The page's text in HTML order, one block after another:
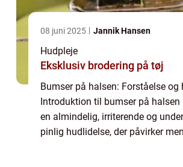
08 juni 2025 Jannik Hansen
Hudpleje
Eksklusiv brodering på tøj
Bumser på halsen: Forståelse og
Introduktion til bumser på halsen
en almindelig, irriterende og
pinlig hudlidelse, der påvirker